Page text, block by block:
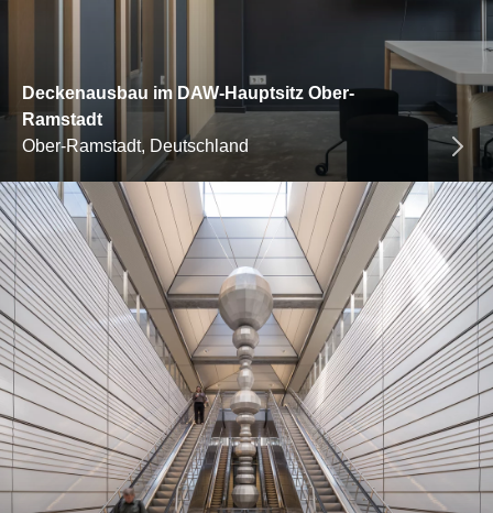
Deckenausbau im DAW-Hauptsitz Ober-
Ramstadt
Ober-Ramstadt, Deutschland